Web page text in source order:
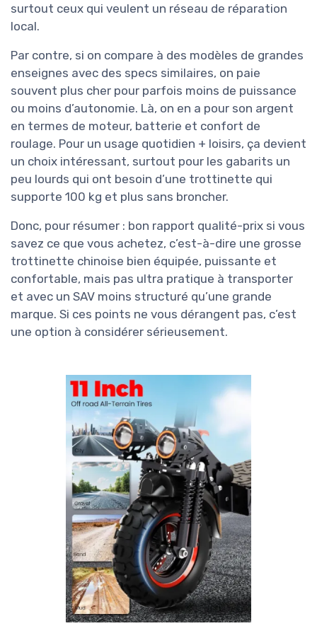
surtout ceux qui veulent un réseau de réparation
local.
Par contre, si on compare à des modèles de grandes
enseignes avec des specs similaires, on paie
souvent plus cher pour parfois moins de puissance
ou moins d’autonomie. Là, on en a pour son argent
en termes de moteur, batterie et confort de
roulage. Pour un usage quotidien + loisirs, ça devient
un choix intéressant, surtout pour les gabarits un
peu lourds qui ont besoin d’une trottinette qui
supporte 100 kg et plus sans broncher.
Donc, pour résumer : bon rapport qualité-prix si vous
savez ce que vous achetez, c’est-à-dire une grosse
trottinette chinoise bien équipée, puissante et
confortable, mais pas ultra pratique à transporter
et avec un SAV moins structuré qu’une grande
marque. Si ces points ne vous dérangent pas, c’est
une option à considérer sérieusement.